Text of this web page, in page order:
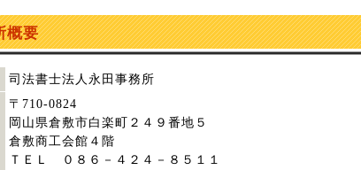
概要
司法書士法人永田事務所
〒710-0824
岡山県倉敷市白楽町２４９番地５
倉敷商工会館４階
ＴＥＬ ０８６－４２４－８５１１